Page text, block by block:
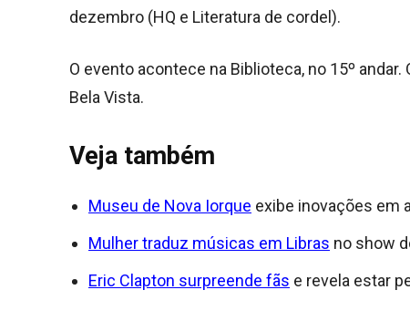
dezembro (HQ e Literatura de cordel).
O evento acontece na Biblioteca, no 15º
Bela Vista.
Veja também
Museu de Nova Iorque exibe inovações em
Mulher traduz músicas em Libras no show
Eric Clapton surpreende fãs e revela estar